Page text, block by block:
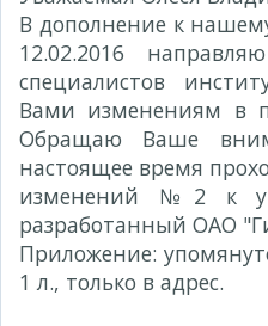
В дополнение к
12.02.2016
специалистов
Вами изменениям в
Обращаю Ваше
настоящее время
изменений №2 к
разработанный ОАО
Приложение:
1 л., только в адрес.